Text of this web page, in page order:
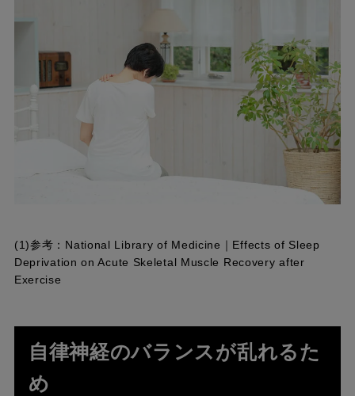
(1)参考： National Library of Medicine｜Effects of Sleep
Deprivation on Acute Skeletal Muscle Recovery after
Exercise
自律神経のバランスが乱れるた
め